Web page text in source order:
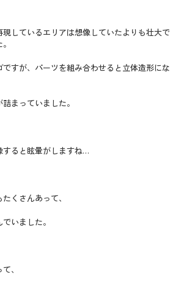
しているエリアは想像していたよりも壮大で
すが、パーツを組み合わせると立体造形にな
まっていました。
すると眩暈がしますね…
くさんあって、
いました。
、